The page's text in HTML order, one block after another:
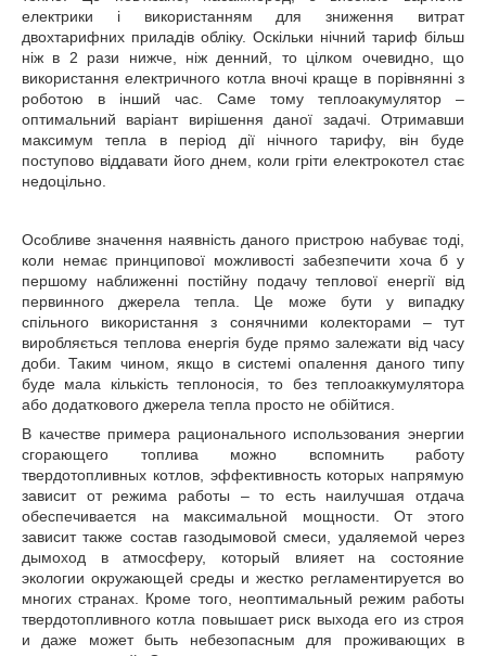
електрики і використанням для зниження витрат
двохтарифних приладів обліку. Оскільки нічний тариф більш
ніж в 2 рази нижче, ніж денний, то цілком очевидно, що
використання електричного котла вночі краще в порівнянні з
роботою в інший час. Саме тому теплоакумулятор –
оптимальний варіант вирішення даної задачі. Отримавши
максимум тепла в період дії нічного тарифу, він буде
поступово віддавати його днем, коли гріти електрокотел стає
недоцільно.
Особливе значення наявність даного пристрою набуває тоді,
коли немає принципової можливості забезпечити хоча б у
першому наближенні постійну подачу теплової енергії від
первинного джерела тепла. Це може бути у випадку
спільного використання з сонячними колекторами – тут
виробляється теплова енергія буде прямо залежати від часу
доби. Таким чином, якщо в системі опалення даного типу
буде мала кількість теплоносія, то без теплоаккумулятора
або додаткового джерела тепла просто не обійтися.
В качестве примера рационального использования энергии
сгорающего топлива можно вспомнить работу
твердотопливных котлов, эффективность которых напрямую
зависит от режима работы – то есть наилучшая отдача
обеспечивается на максимальной мощности. От этого
зависит также состав газодымовой смеси, удаляемой через
дымоход в атмосферу, который влияет на состояние
экологии окружающей среды и жестко регламентируется во
многих странах. Кроме того, неоптимальный режим работы
твердотопливного котла повышает риск выхода его из строя
и даже может быть небезопасным для проживающих в